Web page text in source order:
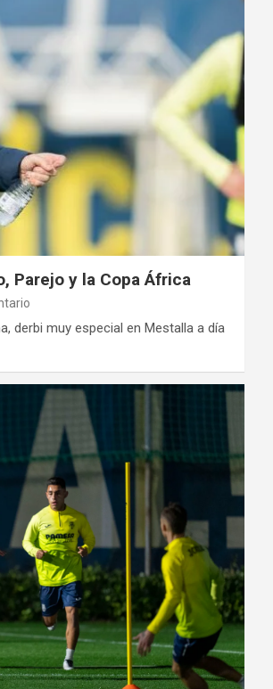
Parejo y la Copa África
derbi muy especial en Mestalla a día